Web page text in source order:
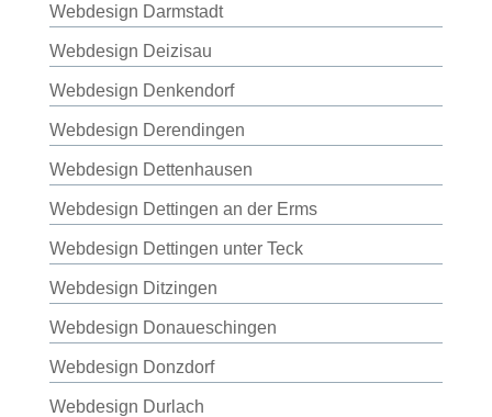
Webdesign Darmstadt
Webdesign Deizisau
Webdesign Denkendorf
Webdesign Derendingen
Webdesign Dettenhausen
Webdesign Dettingen an der Erms
Webdesign Dettingen unter Teck
Webdesign Ditzingen
Webdesign Donaueschingen
Webdesign Donzdorf
Webdesign Durlach